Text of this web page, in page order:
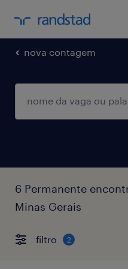
nova contagem
6 Permanente
Minas Gerais
filtro 2